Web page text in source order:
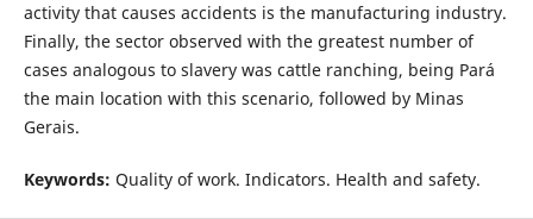
activity that causes accidents is the manufacturing industry.
Finally, the sector observed with the greatest number of
cases analogous to slavery was cattle ranching, being Pará
the main location with this scenario, followed by Minas
Gerais.
Keywords: Quality of work. Indicators. Health and safety.